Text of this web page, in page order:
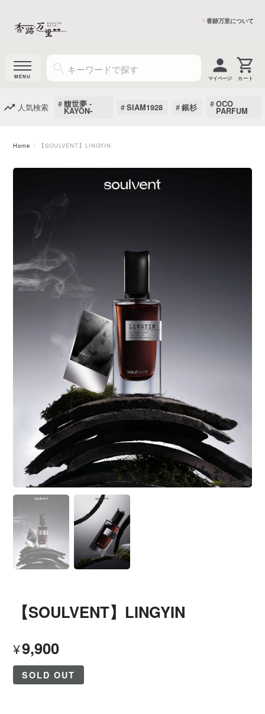
香跡万里について
マイページ
人気検索 馥世夢 -
KAYON- SIAM1928 銀杉 OCO
PARFUM
Home 【SOULVENT】LINGYIN
【SOULVENT】LINGYIN
¥9,900
SOLD OUT